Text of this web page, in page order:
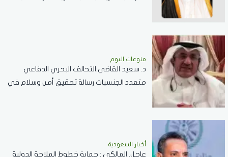
منوعات اليوم
د. سعيد القاضي:التحالف البحري الدفاعي
متعدد الجنسيات رسالة تحقيق أمن وسلام في
أخبار السعودية
عاجل..المالكي : حماية خطوط الملاحة الدولية